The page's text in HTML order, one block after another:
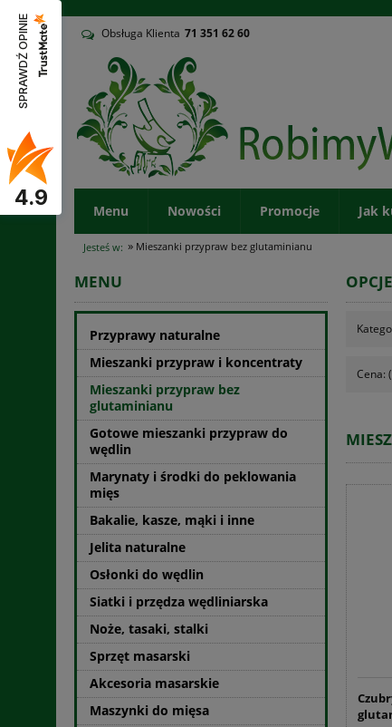
Obsługa Klienta 71 351 62 60
Menu Nowości Promocje Jak
Jesteś w: » Mieszanki przypraw bez glutaminianu
MENU
Przyprawy naturalne
Mieszanki przypraw i koncentraty
Mieszanki przypraw bez
glutaminianu
Gotowe mieszanki przypraw do
wędlin
Marynaty i środki do peklowania
mięs
Bakalie, kasze, mąki i inne
Jelita naturalne
Osłonki do wędlin
Siatki i przędza wędliniarska
Noże, tasaki, stalki
Sprzęt masarski
Akcesoria masarskie
Maszynki do mięsa
Cena:
SPRAWDŹ OPINIE
4.9